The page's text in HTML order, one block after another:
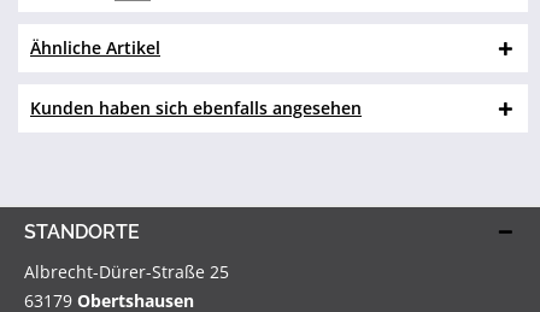
Ähnliche Artikel
Kunden haben sich ebenfalls angesehen
STANDORTE
Albrecht-Dürer-Straße 25
63179 Obertshausen